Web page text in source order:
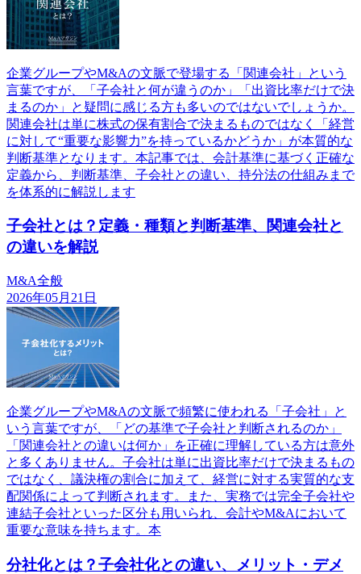
企業グループやM&Aの文脈で登場する「関連会社」という
言葉ですが、「子会社と何が違うのか」「出資比率だけで決
まるのか」と疑問に感じる方も多いのではないでしょうか。
関連会社は単に株式の保有割合で決まるものではなく「経営
に対して“重要な影響力”を持っているかどうか」が本質的な
判断基準となります。本記事では、会計基準に基づく正確な
定義から、判断基準、子会社との違い、持分法の仕組みまで
を体系的に解説します
子会社とは？定義・種類と判断基準、関連会社と
の違いを解説
M&A全般
2026年05月21日
企業グループやM&Aの文脈で頻繁に使われる「子会社」と
いう言葉ですが、「どの基準で子会社と判断されるのか」
「関連会社との違いは何か」を正確に理解している方は意外
と多くありません。子会社は単に出資比率だけで決まるもの
ではなく、議決権の割合に加えて、経営に対する実質的な支
配関係によって判断されます。また、実務では完全子会社や
連結子会社といった区分も用いられ、会計やM&Aにおいて
重要な意味を持ちます。本
分社化とは？子会社化との違い、メリット・デメ